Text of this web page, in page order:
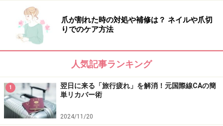
楽天市場で人気のボディケア用品をチェック！
爪が割れた時の対処や補修は？ ネイルや爪切
りでのケア方法
人気記事ランキング
1
翌日に来る「旅行疲れ」を解消！元国際線CAの簡
単リカバー術
2024/11/20